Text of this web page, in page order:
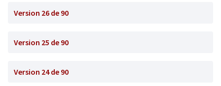
Version 26 de 90
Version 25 de 90
Version 24 de 90